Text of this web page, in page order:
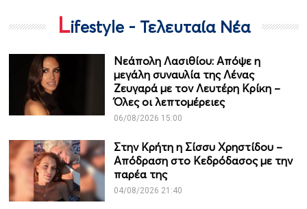
Lifestyle - Τελευταία Νέα
Νεάπολη Λασιθίου: Απόψε η
μεγάλη συναυλία της Λένας
Ζευγαρά με τον Λευτέρη Κρίκη –
Όλες οι λεπτομέρειες
06/08/2026 15:00
Στην Κρήτη η Σίσσυ Χρηστίδου –
Απόδραση στο Κεδρόδασος με την
παρέα της
04/08/2026 21:40